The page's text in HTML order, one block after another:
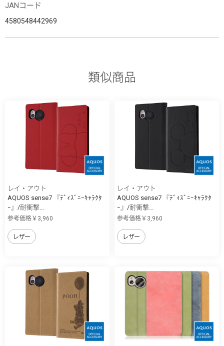
JANコード
4580548442969
類似商品
レイ・アウト
AQUOS sense7 『ﾃﾞｨｽﾞﾆｰｷｬﾗｸﾀ
ｰ』/耐衝撃...
参考価格￥3,960
レザー
レイ・アウト
AQUOS sense7 『ﾃﾞｨｽﾞﾆｰｷｬﾗｸﾀ
ｰ』/耐衝撃...
参考価格￥3,960
レザー